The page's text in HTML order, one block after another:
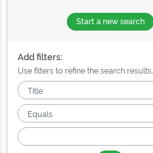
Start a new search
Add filters:
Use filters to refine the search results.